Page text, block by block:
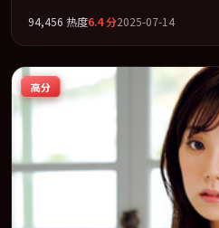
骨架，在叙事、表演与视听上力求统
线及主流平台同步亮相，2025 年度
情节与人物弧光的观众完整观看。
94,456 热度6.4分2025-07-14
高分